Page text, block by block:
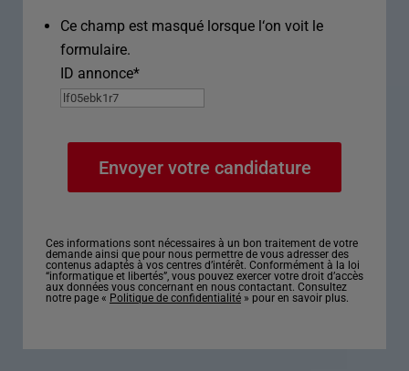
Ce champ est masqué lorsque l‘on voit le
formulaire.
ID annonce*
Ces informations sont nécessaires à un bon traitement de votre
demande ainsi que pour nous permettre de vous adresser des
contenus adaptés à vos centres d’intérêt. Conformément à la loi
“informatique et libertés”, vous pouvez exercer votre droit d’accès
aux données vous concernant en nous contactant. Consultez
notre page « Politique de confidentialité » pour en savoir plus.